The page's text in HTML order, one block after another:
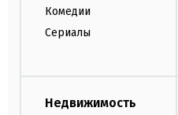
Комедии
Сериалы
Недвижимость